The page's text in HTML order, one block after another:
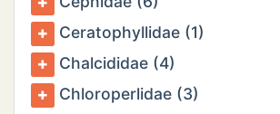
Ceratophyllidae (1)
Chalcididae (4)
Chloroperlidae (3)